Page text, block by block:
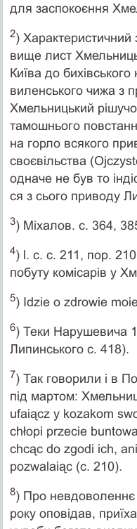
для заспокоєння
2) Характеристичний
вище лист
Київа до
виленського чижа з
Хмельницький
тамошнього
на горло всякого
своєвільства
одначе не був то
ся з сього приводу
3) Міхалов. с. 364,
4) l. c. c. 211, пор.
побуту комісарів у
5) Idzie o zdrowie
6) Теки Нарушевича
Липинського с. 418).
7) Так говорили і в
під мартом:
ufaiącz y kozakom
chłopi przecie
chcąc do zgodi ich,
pozwalaiąc (c. 210).
8) Про невдоволеннє
року оповідав,